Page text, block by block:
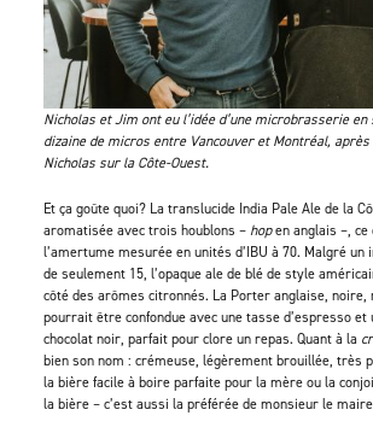
Nicholas et Jim ont eu l’idée d’une microbrasserie en
dizaine de micros entre Vancouver et Montréal,
Nicholas sur la Côte-Ouest.
Et ça goûte quoi? La translucide India Pale Ale de la
aromatisée avec trois houblons – hopen anglais –,
l’amertume mesurée en unités d’IBU à 70. Malgré un
de seulement 15, l’opaque ale de blé de style
côté des arômes citronnés. La Porter anglaise, noire,
pourrait être confondue avec une tasse d’espresso et
chocolat noir, parfait pour clore un repas. Quant à la
bien son nom : crémeuse, légèrement brouillée, très
la bière facile à boire parfaite pour la mère ou la
la bière – c’est aussi la préférée de monsieur le